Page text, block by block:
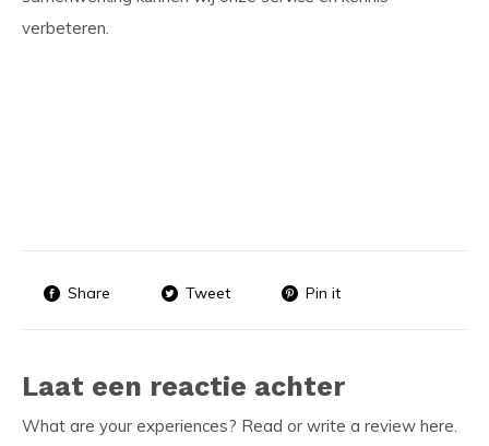
verbeteren.
Share Tweet Pin it
Laat een reactie achter
What are your experiences? Read or write a review here.